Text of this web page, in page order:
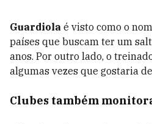
Guardiola é visto como o
países que buscam ter um
anos. Por outro lado, o
algumas vezes que gostaria
Clubes também